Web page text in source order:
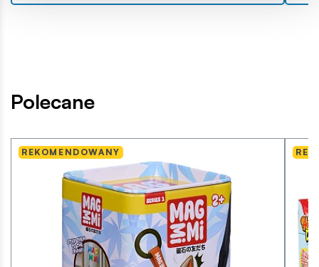
Polecane
REKOMENDOWANY